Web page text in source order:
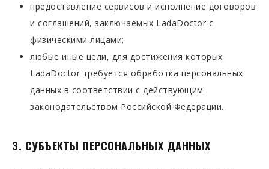
предоставление сервисов и исполнение договоров
и соглашений, заключаемых LadaDoctor с
физическими лицами;
любые иные цели, для достижения которых
LadaDoctor требуется обработка персональных
данных в соответствии с действующим
законодательством Российской Федерации.
3. СУБЪЕКТЫ ПЕРСОНАЛЬНЫХ ДАННЫХ